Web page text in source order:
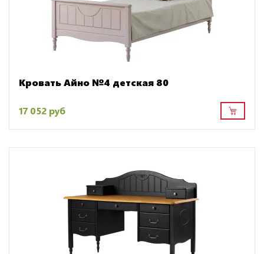
Кровать Айно №4 детская 80
17 052 руб